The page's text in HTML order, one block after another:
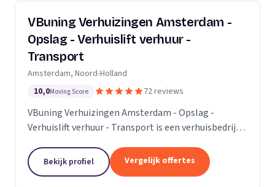
VBuning Verhuizingen Amsterdam -
Opslag - Verhuislift verhuur -
Transport
Amsterdam, Noord-Holland
10,0Moving Score 72 reviews
VBuning Verhuizingen Amsterdam - Opslag -
Verhuislift verhuur - Transport is een verhuisbedrijf
Bekijk profiel Vergelijk offertes